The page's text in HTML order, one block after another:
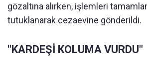
gözaltına alırken, işlemleri
tutuklanarak cezaevine gönderildi.
"KARDEŞİ KOLUMA VURDU"